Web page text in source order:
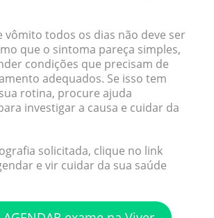
vômito todos os dias não deve ser
que o sintoma pareça simples,
condições que precisam de
adequados. Se isso tem
rotina, procure ajuda
investigar a causa e cuidar da
solicitada, clique no link
e vir cuidar da sua saúde